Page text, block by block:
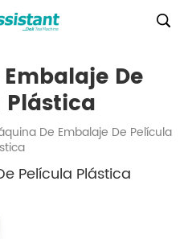
De
De Embalaje De Película
Película Plástica